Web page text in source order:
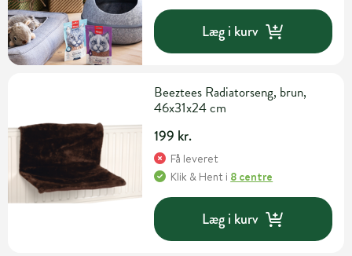
Læg i kurv
Beeztees Radiatorseng, brun,
46x31x24 cm
199 kr.
Få leveret
Klik & Hent i 8 centre
Læg i kurv